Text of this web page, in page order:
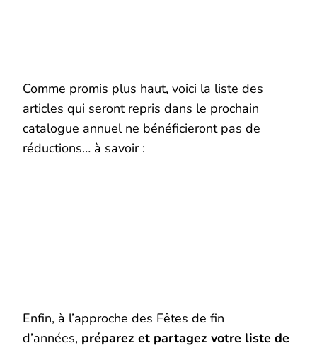
Comme promis plus haut, voici la liste des
articles qui seront repris dans le prochain
catalogue annuel ne bénéficieront pas de
réductions… à savoir :
Enfin, à l’approche des Fêtes de fin
d’années, préparez et partagez votre liste de